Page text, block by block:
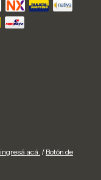
ingresá acá. / Botón de